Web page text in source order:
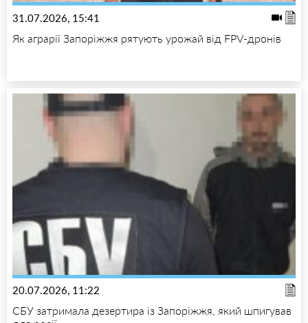
31.07.2026, 15:41
Як аграрії Запоріжжя рятують урожай від FPV-дронів
20.07.2026, 11:22
СБУ затримала дезертира із Запоріжжя, який шпигував